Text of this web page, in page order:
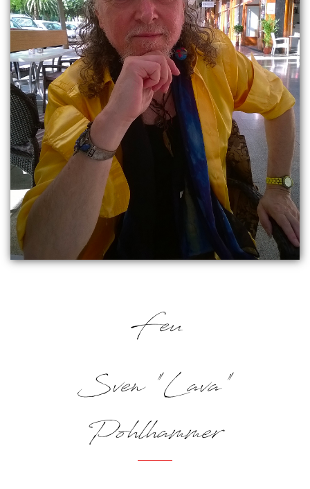
Feu
Sven "Lava"
Pohlhammer